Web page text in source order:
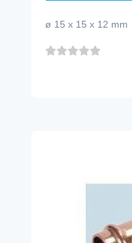
ø 15 x 15 x 12